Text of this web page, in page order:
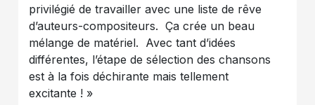
privilégié de travailler avec une liste de rêve
d’auteurs-compositeurs. Ça crée un beau
mélange de matériel. Avec tant d’idées
différentes, l’étape de sélection des chansons
est à la fois déchirante mais tellement
excitante ! »